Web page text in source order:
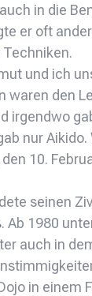
in die
er oft
und ich
waren den
irgendwo
nur Aikido.
10.
seinen
Ab 1980
auch in
in einem